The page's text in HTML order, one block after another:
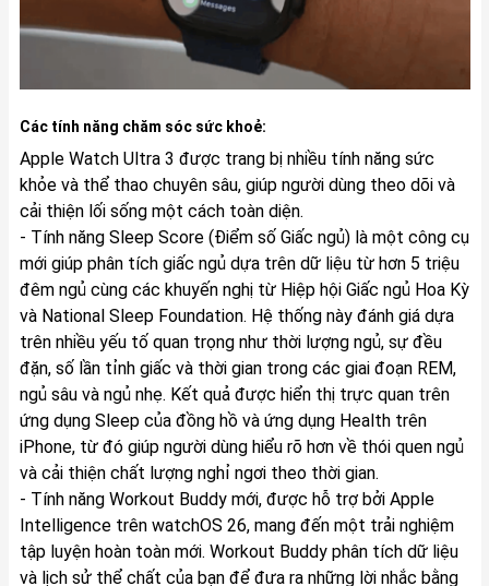
Các tính năng chăm sóc sức khoẻ:
Apple Watch Ultra 3 được trang bị nhiều tính năng sức
khỏe và thể thao chuyên sâu, giúp người dùng theo dõi và
cải thiện lối sống một cách toàn diện.
- Tính năng Sleep Score (Điểm số Giấc ngủ) là một công cụ
mới giúp phân tích giấc ngủ dựa trên dữ liệu từ hơn 5 triệu
đêm ngủ cùng các khuyến nghị từ Hiệp hội Giấc ngủ Hoa Kỳ
và National Sleep Foundation. Hệ thống này đánh giá dựa
trên nhiều yếu tố quan trọng như thời lượng ngủ, sự đều
đặn, số lần tỉnh giấc và thời gian trong các giai đoạn REM,
ngủ sâu và ngủ nhẹ. Kết quả được hiển thị trực quan trên
ứng dụng Sleep của đồng hồ và ứng dụng Health trên
iPhone, từ đó giúp người dùng hiểu rõ hơn về thói quen ngủ
và cải thiện chất lượng nghỉ ngơi theo thời gian.
- Tính năng Workout Buddy mới, được hỗ trợ bởi Apple
Intelligence trên watchOS 26, mang đến một trải nghiệm
tập luyện hoàn toàn mới. Workout Buddy phân tích dữ liệu
và lịch sử thể chất của bạn để đưa ra những lời nhắc bằng